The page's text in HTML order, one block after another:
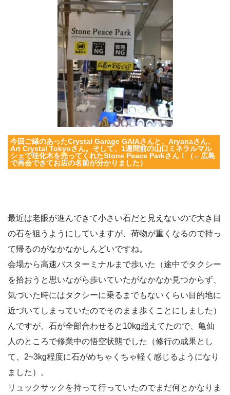
今回ご縁のあったCrystal Garage GAIAさんと、Aryanaさん、
Art Crystal Tokyoさん。そして、1週間前の山口ミネラルマル
シェで珪化木を売ってくれたStone Peace Parkさん！（←広島
で再会できてお店の名前が分かりました）
最近は老眼が進んできて小さい石だと見えないので大き目
の石を狙うようにしていますが、荷物が重くなるので持っ
て帰るのがなかなかしんどいですね。
会場から高速バスターミナルまで歩いた（途中でタクシー
を拾おうと思いながら歩いていたがなかなか見つからず、
気づいた時にはタクシーに乗るまでもないくらい目的地に
近づいてしまっていたのでそのまま歩くことにしました）
んですが、石が全部合わせると10kg超えてたので、亀仙
人のところで修業中の悟空状態でした（修行の成果とし
て、2~3kg程度に石がめちゃくちゃ軽く感じるようになり
ました）。
リュックサックを持って行っていたのでまだ何とかなりま